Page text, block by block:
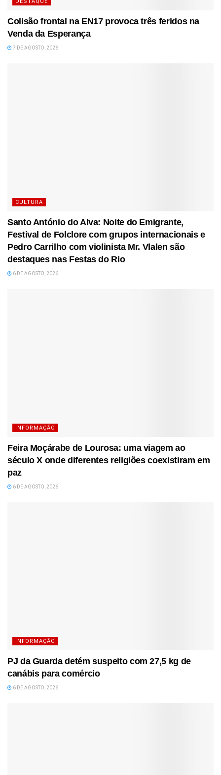
DESTAQUE
Colisão frontal na EN17 provoca três feridos na
Venda da Esperança
7 DE AGOSTO, 2026
CULTURA
Santo António do Alva: Noite do Emigrante,
Festival de Folclore com grupos internacionais e
Pedro Carrilho com violinista Mr. Vlalen são
destaques nas Festas do Rio
6 DE AGOSTO, 2026
INFORMAÇÃO
Feira Moçárabe de Lourosa: uma viagem ao
século X onde diferentes religiões coexistiram em
paz
6 DE AGOSTO, 2026
INFORMAÇÃO
PJ da Guarda detém suspeito com 27,5 kg de
canábis para comércio
6 DE AGOSTO, 2026